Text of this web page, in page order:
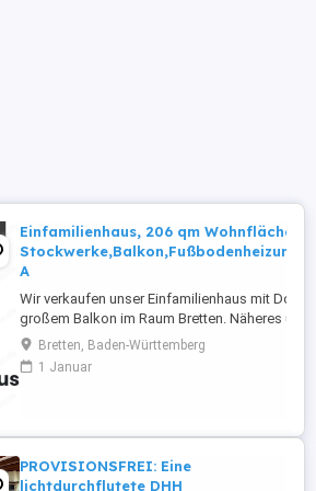
Einfamilienhaus, 206 qm Wohnfläche
A
Wir verkaufen unser Einfamilienhaus mit
großem Balkon im Raum Bretten. Näheres
Achtung:In der Anzeige stehen nur 125
sich auf UG und OG.Der Keller ist voll
Vorderseite nicht vollständig im
Bretten, Baden-Württemberg
1 Januar
PROVISIONSFREI: Eine
lichtdurchflutete DHH